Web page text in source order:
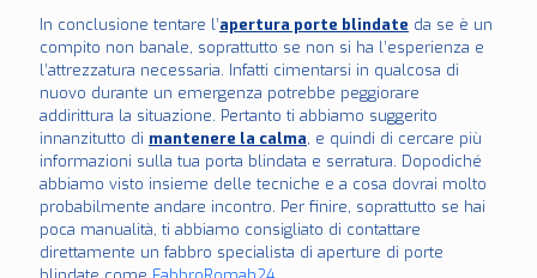
In conclusione tentare l’apertura porte blindate da se è un
compito non banale, soprattutto se non si ha l’esperienza e
l’attrezzatura necessaria. Infatti cimentarsi in qualcosa di
nuovo durante un emergenza potrebbe peggiorare
addirittura la situazione. Pertanto ti abbiamo suggerito
innanzitutto di mantenere la calma, e quindi di cercare più
informazioni sulla tua porta blindata e serratura. Dopodiché
abbiamo visto insieme delle tecniche e a cosa dovrai molto
probabilmente andare incontro. Per finire, soprattutto se hai
poca manualità, ti abbiamo consigliato di contattare
direttamente un fabbro specialista di aperture di porte